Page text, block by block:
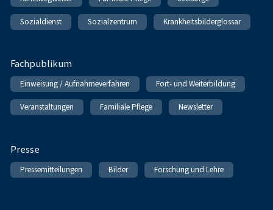
Sozialdienst Sozialzentrum Krankheitsbilderglossar
Fachpublikum
Einweisung / Aufnahmeverfahren Fort- und Weiterbildung
Veranstaltungen Familiale Pflege Newsletter
Presse
Pressemitteilungen Bilder Forschung und Lehre